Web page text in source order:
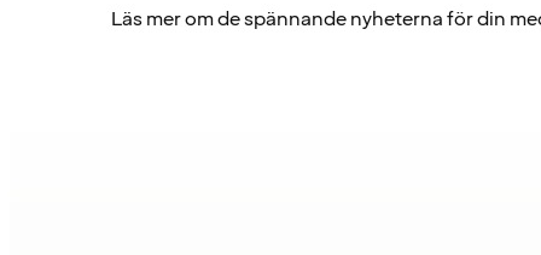
Läs mer om de spännande nyheterna för din